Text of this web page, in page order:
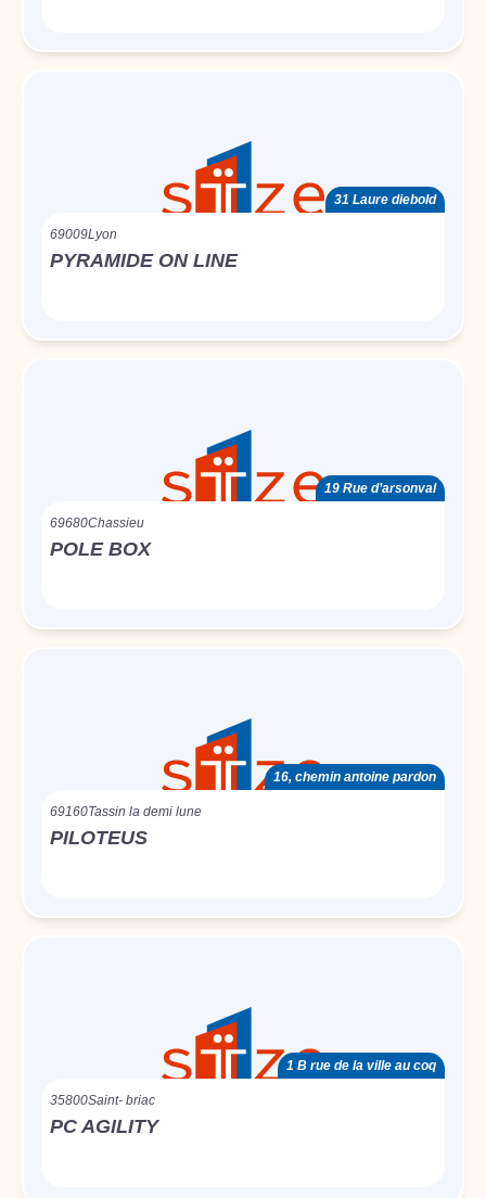
31 Laure diebold
69009Lyon
PYRAMIDE ON LINE
19 Rue d’arsonval
69680Chassieu
POLE BOX
16, chemin antoine pardon
69160Tassin la demi lune
PILOTEUS
1 B rue de la ville au coq
35800Saint- briac
PC AGILITY